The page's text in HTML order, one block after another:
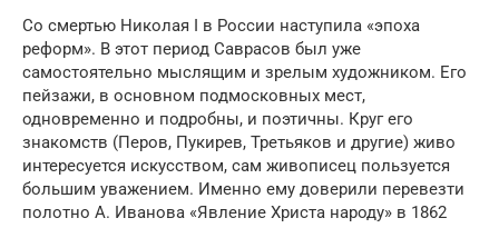
Со смертью Николая I в России наступила «эпоха
реформ». В этот период Саврасов был уже
самостоятельно мыслящим и зрелым художником. Его
пейзажи, в основном подмосковных мест,
одновременно и подробны, и поэтичны. Круг его
знакомств (Перов, Пукирев, Третьяков и другие) живо
интересуется искусством, сам живописец пользуется
большим уважением. Именно ему доверили перевезти
полотно А. Иванова «Явление Христа народу» в 1862